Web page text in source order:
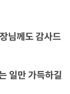
님께도 감사드
일만 가득하길